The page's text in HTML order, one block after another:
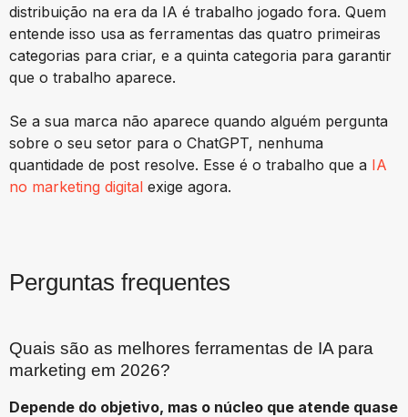
distribuição na era da IA é trabalho jogado fora. Quem
entende isso usa as ferramentas das quatro primeiras
categorias para criar, e a quinta categoria para garantir
que o trabalho aparece.
Se a sua marca não aparece quando alguém pergunta
sobre o seu setor para o ChatGPT, nenhuma
quantidade de post resolve. Esse é o trabalho que a IA
no marketing digital exige agora.
Perguntas frequentes
Quais são as melhores ferramentas de IA para
marketing em 2026?
Depende do objetivo, mas o núcleo que atende quase